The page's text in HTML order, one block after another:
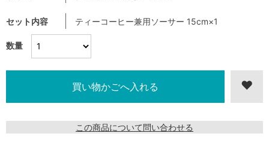
数量
セット内容 ティーコーヒー兼用ソーサー 15cm×1
この商品について問い合わせる